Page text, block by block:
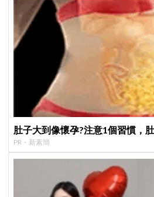
肚子大到像懷孕?注意1個習慣，
PR・新素簡